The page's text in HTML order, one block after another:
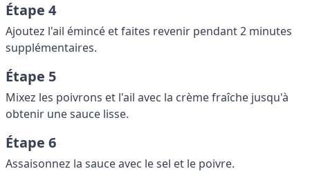
Étape 4
Ajoutez l'ail émincé et faites revenir pendant 2 minutes
supplémentaires.
Étape 5
Mixez les poivrons et l'ail avec la crème fraîche jusqu'à
obtenir une sauce lisse.
Étape 6
Assaisonnez la sauce avec le sel et le poivre.